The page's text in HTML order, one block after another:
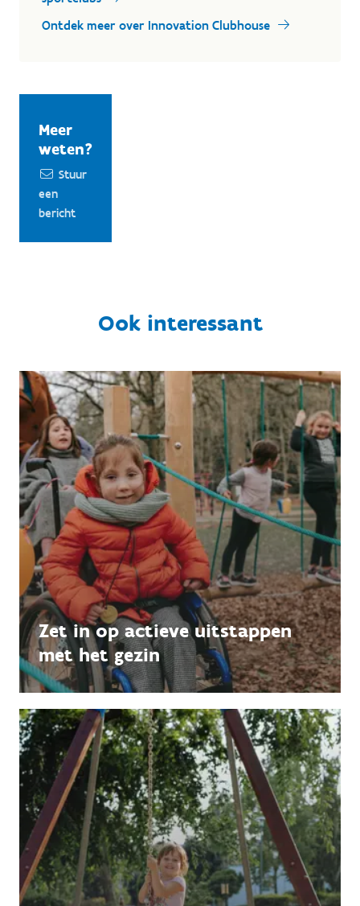
Ontdek meer over Innovation Clubhouse
Meer
weten?
Stuur
een
bericht
Ook interessant
Zet in op actieve uitstappen
met het gezin